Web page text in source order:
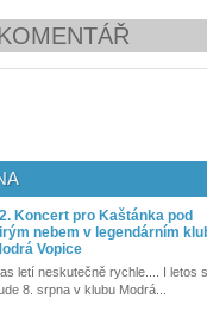
Koncert pro Kaštánka pod
nebem v legendárním
Vopice
letí neskutečně rychle.... I letos
8. srpna v klubu Modrá...